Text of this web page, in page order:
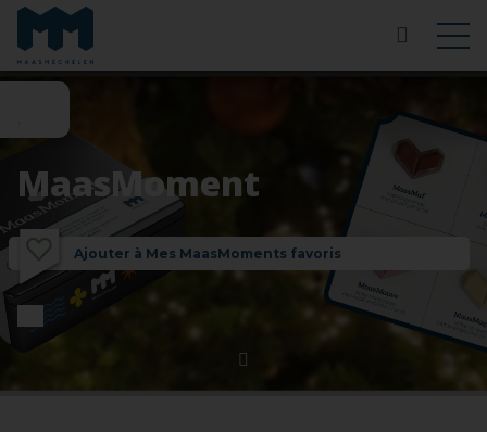
MaasMoment
Ajouter à Mes MaasMoments favoris